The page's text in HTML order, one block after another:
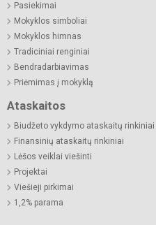
Pasiekimai
Mokyklos simboliai
Mokyklos himnas
Tradiciniai renginiai
Bendradarbiavimas
Priėmimas į mokyklą
Ataskaitos
Biudžeto vykdymo ataskaitų rinkiniai
Finansinių ataskaitų rinkiniai
Lėšos veiklai viešinti
Projektai
Viešieji pirkimai
1,2% parama